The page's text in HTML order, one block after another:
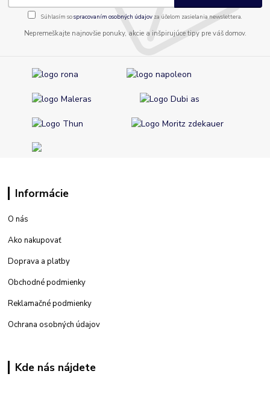
Súhlasím sospracovaním osobných údajov za účelom zasielania newslettera.
Nepremeškajte najnovšie ponuky, akcie a inšpirujúce tipy pre váš domov.
Informácie
O nás
Ako nakupovať
Doprava a platby
Obchodné podmienky
Reklamačné podmienky
Ochrana osobných údajov
Kde nás nájdete